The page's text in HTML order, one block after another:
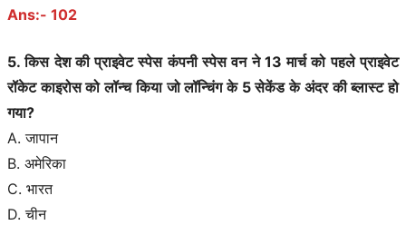
Ans:- 102
5. किस देश की प्राइवेट स्पेस कंपनी स्पेस वन ने 13 मार्च को पहले प्राइवेट
रॉकेट काइरोस को लॉन्च किया जो लॉन्चिंग के 5 सेकेंड के अंदर की ब्लास्ट हो
गया?
A. जापान
B. अमेरिका
C. भारत
D. चीन